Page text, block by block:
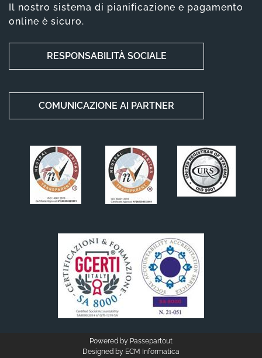
Il nostro sistema di pianificazione e pagamento
online è sicuro.
RESPONSABILITÀ SOCIALE
COMUNICAZIONE AI PARTNER
Powered by Passepartout
Designed by ECM Informatica